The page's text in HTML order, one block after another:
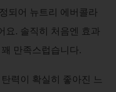
되어 뉴트리 에버콜라
요. 솔직히 처음엔 효과
만족스럽습니다.
력이 확실히 좋아진 느